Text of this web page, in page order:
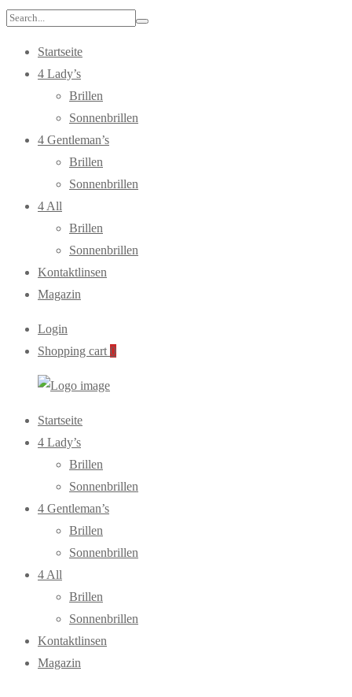
Search
Startseite
4 Lady’s
Brillen
Sonnenbrillen
4 Gentleman’s
Brillen
Sonnenbrillen
4 All
Brillen
Sonnenbrillen
Kontaktlinsen
Magazin
Login
Shopping cart 0
Primary
Menu
Startseite
4 Lady’s
Brillen
Sonnenbrillen
4 Gentleman’s
Brillen
Sonnenbrillen
4 All
Brillen
Sonnenbrillen
Kontaktlinsen
Magazin